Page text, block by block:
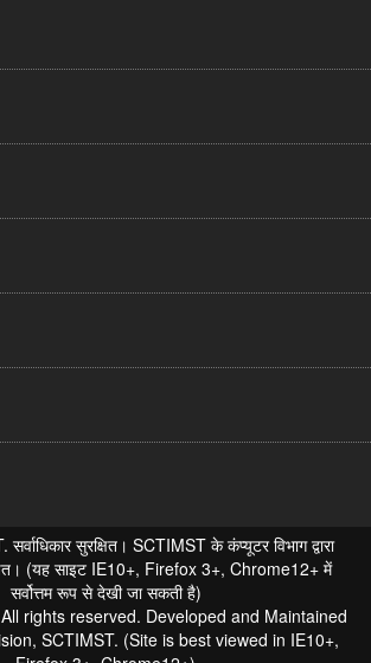
सुरक्षित। SCTIMST के कंप्यूटर विभाग द्वारा
(यह साइट IE10+, Firefox 3+, Chrome12+ में
सर्वोत्तम रूप से देखी जा सकती है)
rights reserved. Developed and Maintained
SCTIMST. (Site is best viewed in IE10+,